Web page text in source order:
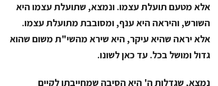
אלא מטעם תועלת עצמו. ונמצא, שתועלת עצמו היא
השורש, והיראה היא ענף, ומסובבת מתועלת עצמו.
אלא יראה שהיא עיקר, היא שירא מהשי"ת משום שהוא
גדול ומושל בכל. עד כאן לשונו.
נמצא, שגדלות ה' היא הסיבה שמחייבתו לקיים